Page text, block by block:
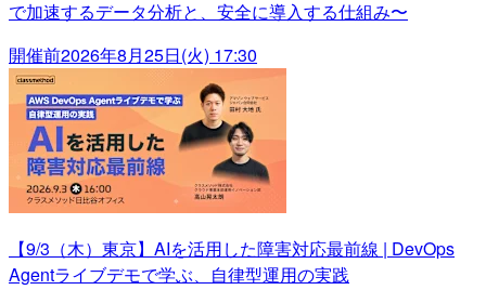
で加速するデータ分析と、安全に導入する仕組み〜
開催前2026年8月25日(火) 17:30
【9/3（木）東京】AIを活用した障害対応最前線 | DevOps
Agentライブデモで学ぶ、自律型運用の実践